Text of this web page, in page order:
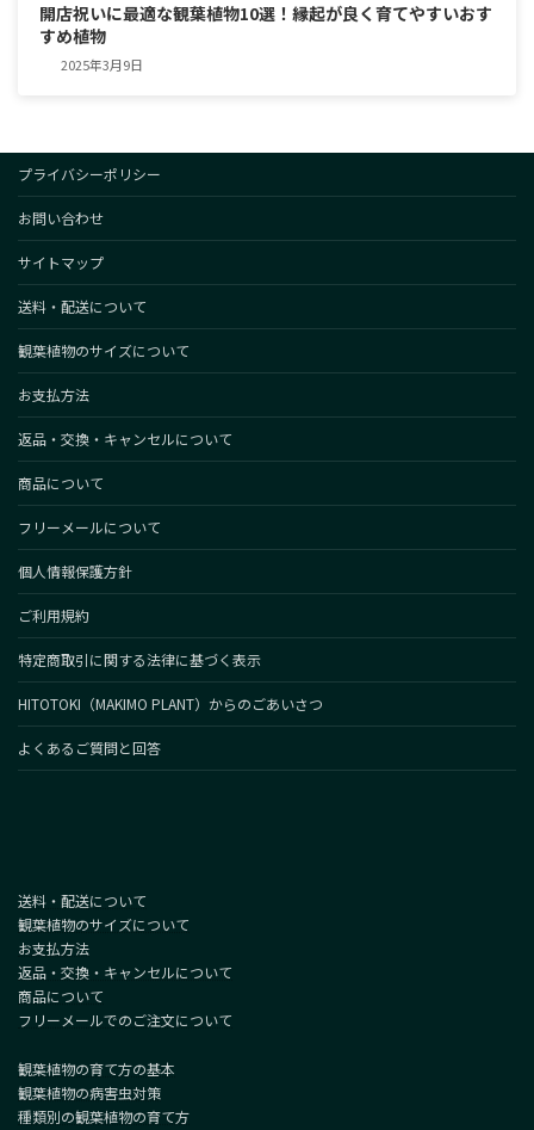
開店祝いに最適な観葉植物10選！縁起が良く育てやすいおす
すめ植物
2025年3月9日
プライバシーポリシー
お問い合わせ
サイトマップ
送料・配送について
観葉植物のサイズについて
お支払方法
返品・交換・キャンセルについて
商品について
フリーメールについて
個人情報保護方針
ご利用規約
特定商取引に関する法律に基づく表示
HITOTOKI（MAKIMO PLANT）からのごあいさつ
よくあるご質問と回答
送料・配送について
観葉植物のサイズについて
お支払方法
返品・交換・キャンセルについて
商品について
フリーメールでのご注文について
観葉植物の育て方の基本
観葉植物の病害虫対策
種類別の観葉植物の育て方